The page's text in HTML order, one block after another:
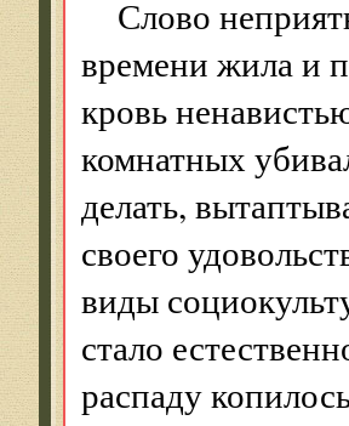
Слово
времени жила и
кровь
комнатных
делать,
своего
виды
стало
распаду